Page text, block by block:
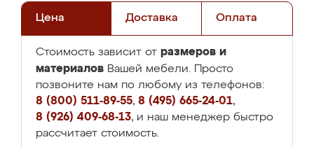
Цена Доставка Оплата
Стоимость зависит от размеров и
материалов Вашей мебели. Просто
позвоните нам по любому из телефонов:
8 (800) 511-89-55, 8 (495) 665-24-01,
8 (926) 409-68-13, и наш менеджер быстро
рассчитает стоимость.